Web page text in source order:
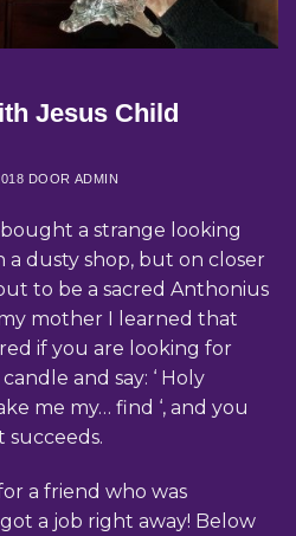
Jesus Child
DOOR ADMIN
a strange looking
a dusty shop, but on closer
to be a sacred Anthonius
mother I learned that
if you are looking for
and say: ‘ Holy
me my… find ‘, and you
succeeds.
a friend who was
a job right away! Below